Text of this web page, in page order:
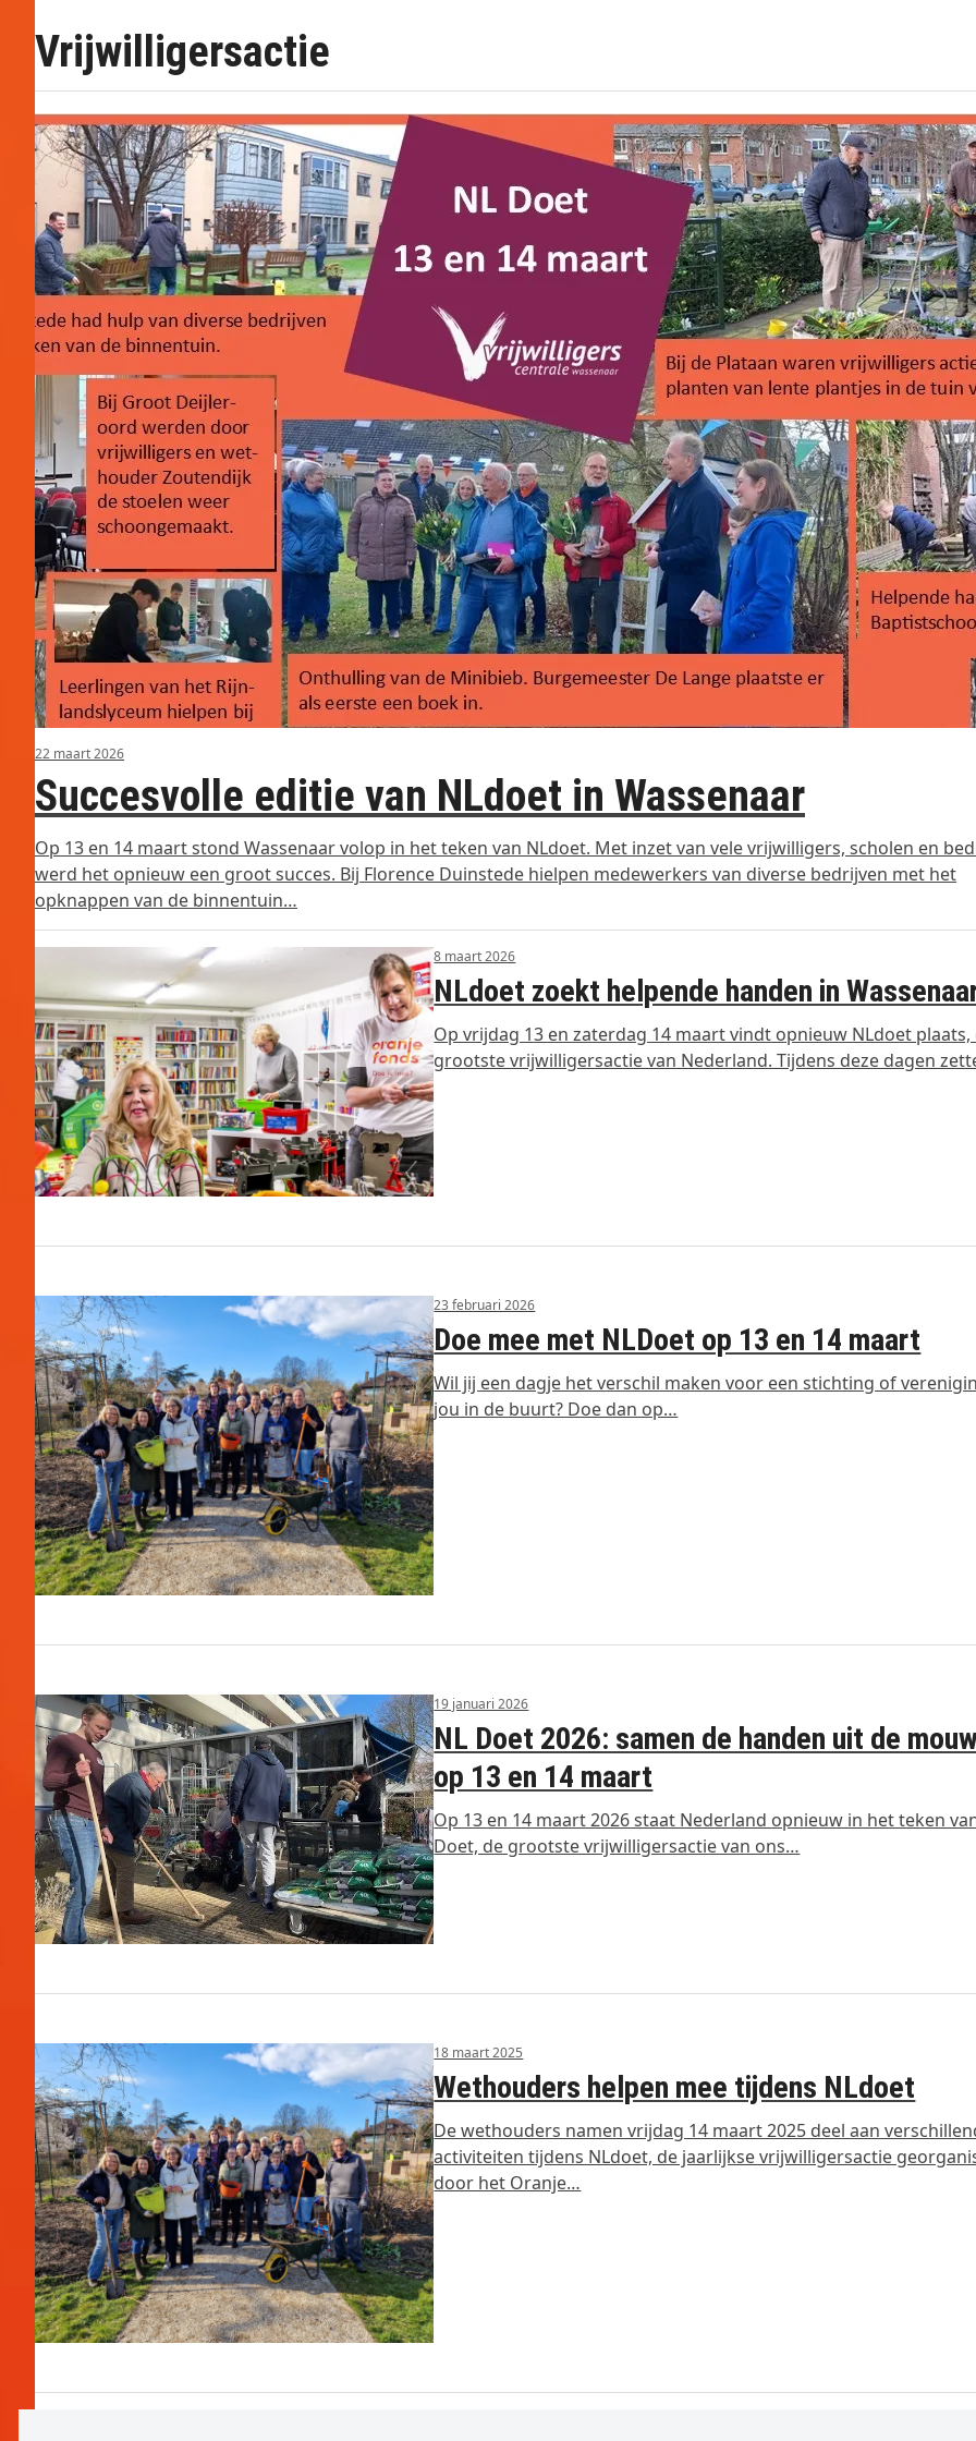
Vrijwilligersactie
22 maart 2026
Succesvolle editie van NLdoet in Wassenaar
Op 13 en 14 maart stond Wassenaar volop in het teken van NLdoet. Met inzet van vele vrijwilligers, scholen en
werd het opnieuw een groot succes. Bij Florence Duinstede hielpen medewerkers van diverse bedrijven met het
opknappen van de binnentuin…
8 maart 2026
NLdoet zoekt helpende handen in
Op vrijdag 13 en zaterdag 14 maart vindt opnieuw NLdoet plaats,
grootste vrijwilligersactie van Nederland. Tijdens deze dagen
23 februari 2026
Doe mee met NLDoet op 13 en 14 maart
Wil jij een dagje het verschil maken voor een stichting of
jou in de buurt? Doe dan op…
19 januari 2026
NL Doet 2026: samen de handen uit de
op 13 en 14 maart
Op 13 en 14 maart 2026 staat Nederland opnieuw in het teken
Doet, de grootste vrijwilligersactie van ons…
18 maart 2025
Wethouders helpen mee tijdens NLdoet
De wethouders namen vrijdag 14 maart 2025 deel aan
activiteiten tijdens NLdoet, de jaarlijkse vrijwilligersactie
door het Oranje…